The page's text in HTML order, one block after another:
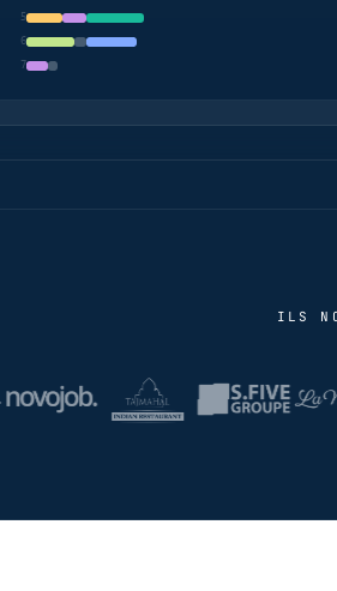
5
6
7
ILS